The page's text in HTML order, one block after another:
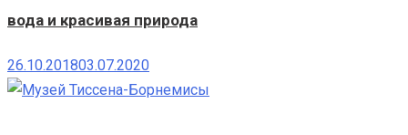
вода и красивая природа
26.10.201803.07.2020